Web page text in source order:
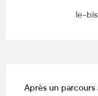
le-
Après un parcours